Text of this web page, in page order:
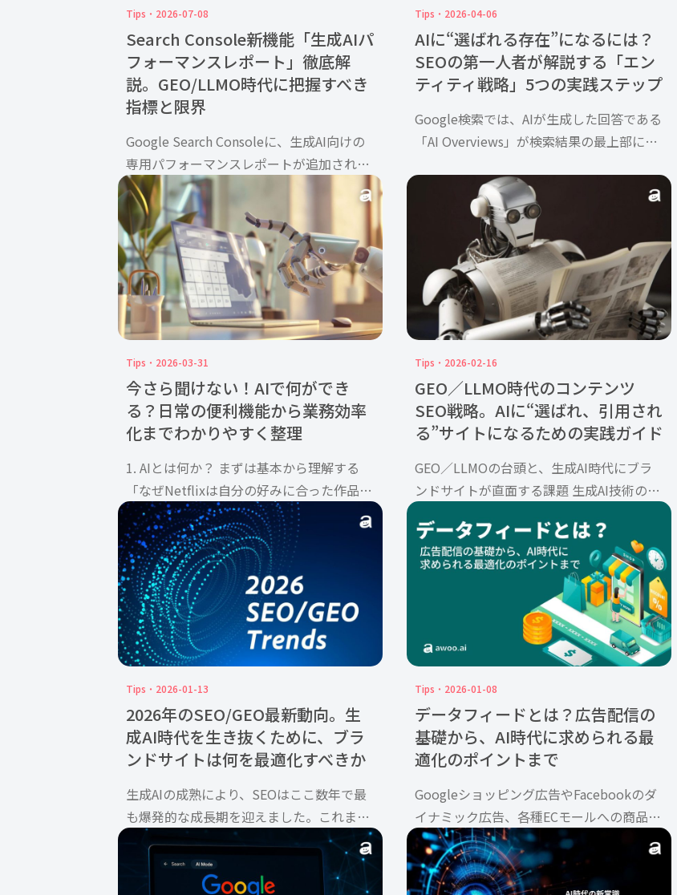
Tips 2026-07-08
Search Console新機能「生成AIパ
フォーマンスレポート」徹底解
説。GEO/LLMO時代に把握すべき
指標と限界
Google Search Consoleに、生成AI向けの
専用パフォーマンスレポートが追加されま
した。 2026年6月時点では一部サイト向け
のBeta版ですが、AI OverviewsやAI Mode
で自社ページがどれ […]
Tips 2026-04-06
AIに“選ばれる存在”になるには？
SEOの第一人者が解説する「エン
ティティ戦略」5つの実践ステップ
Google検索では、AIが生成した回答である
「AI Overviews」が検索結果の最上部に表
た。こうした変化により、これまでのよう
にキーワード順位だけを追うSEO施策だけ
では、不十 […]
Tips 2026-03-31
今さら聞けない！AIで何ができ
る？日常の便利機能から業務効率
化までわかりやすく整理
1. AIとは何か？ まずは基本から理解する
「なぜNetflixは自分の好みに合った作品を
勧めてくるのか」「スマートフォンに話し
かけるだけでアラームを設定できるのはな
ぜか」こうした一見不思議な機能の裏側に
は、共通して人 […]
Tips 2026-02-16
GEO／LLMO時代のコンテンツ
SEO戦略。AIに“選ばれ、引用され
る”サイトになるための実践ガイド
GEO／LLMOの台頭と、生成AI時代にブラ
ンドサイトが直面する課題 生成AI技術の急
Model／大規模言語モデル）は、コンテン
ツ制作とマーケティング戦略の前提を大き
Tips 2026-01-13
2026年のSEO/GEO最新動向。生
成AI時代を生き抜くために、ブラ
ンドサイトは何を最適化すべきか
生成AIの成熟により、SEOはここ数年で最
も爆発的な成長期を迎えました。これまで
多くのSEO担当者は、ブランドサイトの順
位をいかに押し上げるかに注力し、さまざ
まな施策を駆使して検索上位を狙ってきま
Tips 2026-01-08
データフィードとは？広告配信の
基礎から、AI時代に求められる最
適化のポイントまで
Googleショッピング広告やFacebookのダ
イナミック広告、各種ECモールへの商品掲
載など、消費者に商品を届けるあらゆる接
点の裏側で、データフィードは機能してい
ます。 本記事では、データフィードの基本